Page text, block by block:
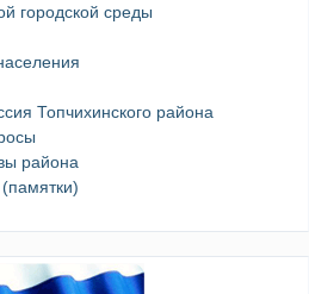
городской среды
Топчихинского района
района